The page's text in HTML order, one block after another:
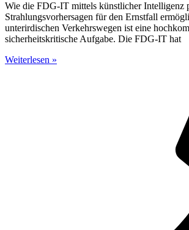
Wie die FDG-IT mittels künstlicher Intelligenz
Strahlungsvorhersagen für den Ernstfall
unterirdischen Verkehrswegen ist eine
sicherheitskritische Aufgabe. Die FDG-IT hat
Weiterlesen »